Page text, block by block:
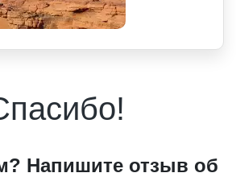
Напишите отзыв об